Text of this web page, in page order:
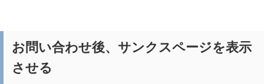
お問い合わせ後、サンクスページを表示
させる